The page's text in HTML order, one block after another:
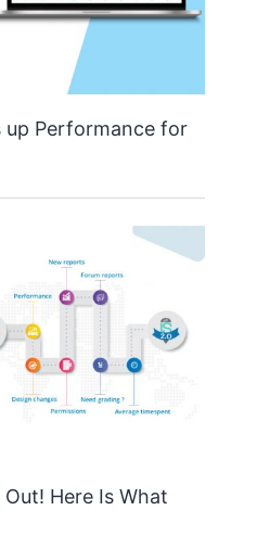
up Performance for
Here Is What